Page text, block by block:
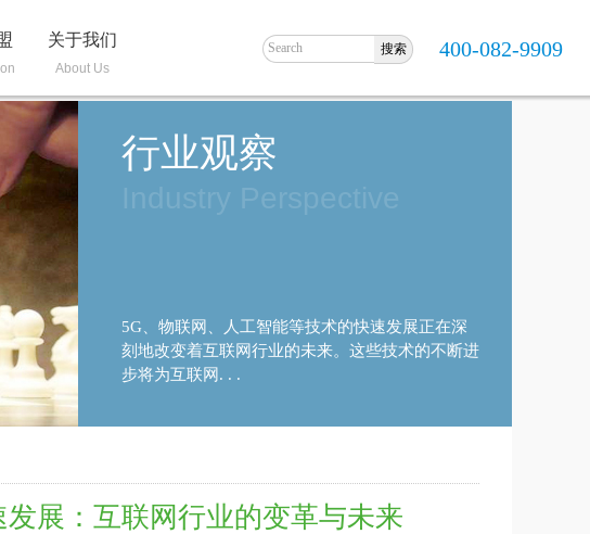
关于我们
About Us
400-082-9909
行业观察
Industry Perspective
5G、物联网、人工智能等技术的快速发展正在深
刻地改变着互联网行业的未来。这些技术的不断进
步将为互联网. . .
展：互联网行业的变革与未来